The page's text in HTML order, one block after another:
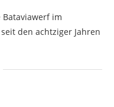
im
den achtziger Jahren